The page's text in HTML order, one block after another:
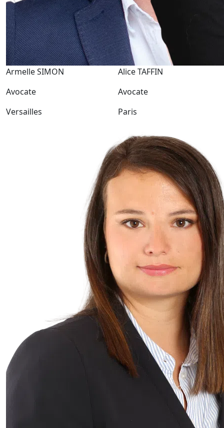
Armelle SIMON
Avocate
Versailles
Alice TAFFIN
Avocate
Paris